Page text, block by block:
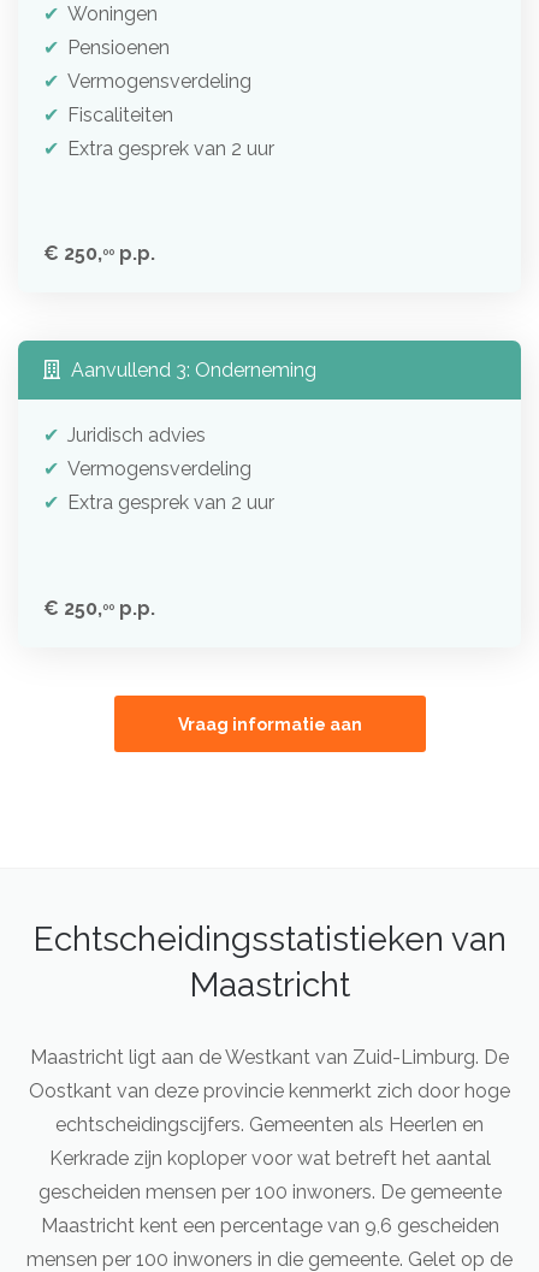
Woningen
Pensioenen
Vermogensverdeling
Fiscaliteiten
Extra gesprek van 2 uur
€ 250,00 p.p.
Aanvullend 3: Onderneming
Juridisch advies
Vermogensverdeling
Extra gesprek van 2 uur
€ 250,00 p.p.
Vraag informatie aan
Echtscheidingsstatistieken van
Maastricht
Maastricht ligt aan de Westkant van Zuid-Limburg. De
Oostkant van deze provincie kenmerkt zich door hoge
echtscheidingscijfers. Gemeenten als Heerlen en
Kerkrade zijn koploper voor wat betreft het aantal
gescheiden mensen per 100 inwoners. De gemeente
Maastricht kent een percentage van 9,6 gescheiden
mensen per 100 inwoners in die gemeente. Gelet op de